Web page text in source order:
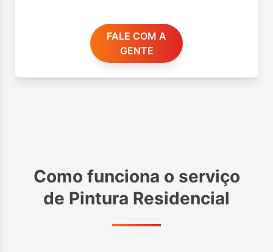
FALE COM A
GENTE
Como funciona o serviço
de Pintura Residencial